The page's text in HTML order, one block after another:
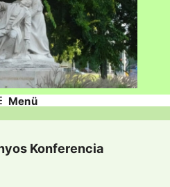
Menü
Konferencia